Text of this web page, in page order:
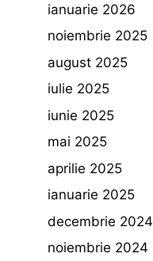
ianuarie 2026
noiembrie 2025
august 2025
iulie 2025
iunie 2025
mai 2025
aprilie 2025
ianuarie 2025
decembrie 2024
noiembrie 2024